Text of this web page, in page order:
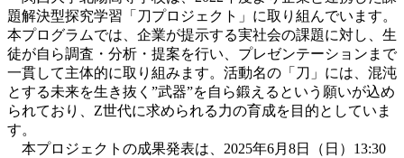
題解決型探究学習「刀プロジェクト」に取り組んでいます。
本プログラムでは、企業が提示する実社会の課題に対し、生
徒が自ら調査・分析・提案を行い、プレゼンテーションまで
一貫して主体的に取り組みます。活動名の「刀」には、混沌
とする未来を生き抜く”武器”を自ら鍛えるという願いが込め
られており、Z世代に求められる力の育成を目的としていま
す。
本プロジェクトの成果発表は、2025年6月8日（日）13:30